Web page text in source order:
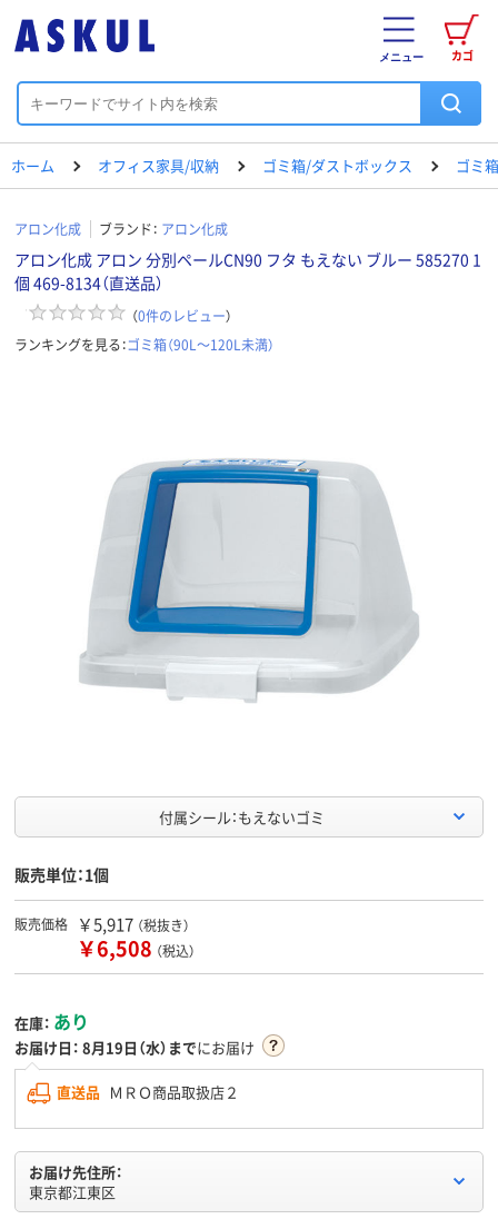
カゴ
メニュー
ホーム オフィス家具/収納 ゴミ箱/ダストボックス ゴミ
アロン化成 ブランド： アロン化成
アロン化成 アロン 分別ペールCN90 フタ もえない ブルー 585270 1
個 469-8134（直送品）
（0件のレビュー）
ランキングを見る：ゴミ箱（90L～120L未満）
付属シール：もえないゴミ
販売単位：1個
販売価格 ￥5,917 （税抜き）
￥6,508 （税込）
在庫： あり
お届け日： 8月19日（水）までにお届け
直送品 ＭＲＯ商品取扱店２
お届け先住所：
東京都江東区